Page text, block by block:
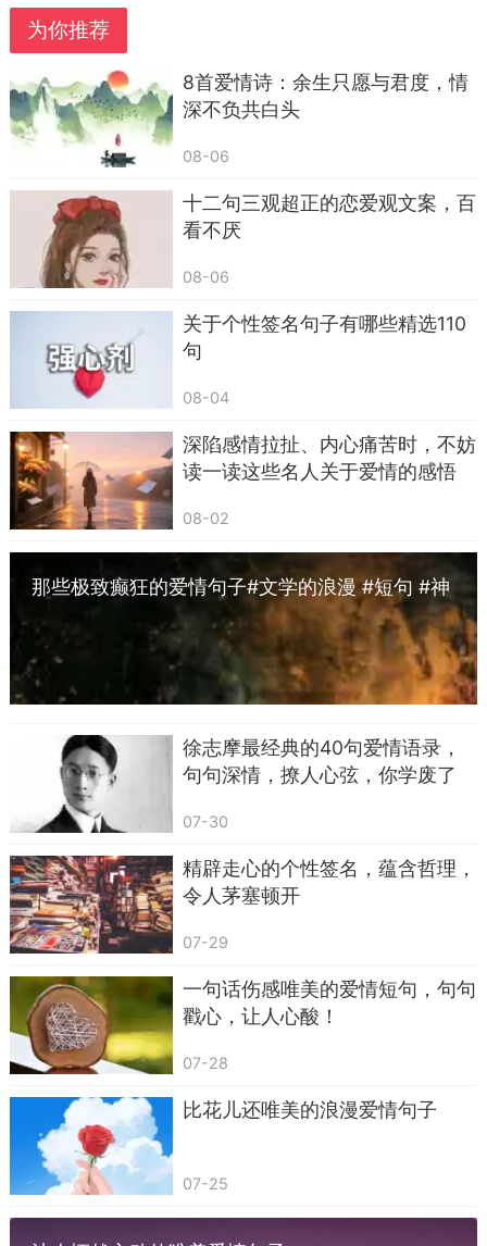
配行动，真诚感会翻倍，远比空洞的甜言蜜语更有
分量。切忌在争执之后敷衍式的说出口，平静的日
常时段提起，效果才会真切。
第二句：不用事事都要强，在我身边，你可以
放下所有防备，安心做原本的样子。
不少女性在生活里习惯了凡事独立，工作中要
承担业绩压力，回到家中还要维持稳重顾家的形
象，长久紧绷的状态很容易产生内耗。身边的人都
必时刻勉强自己。当她因为工作受挫、和旁人产生
矛盾，或是独自承受压力闷闷不乐的时候，讲这句
话，是在告诉她不必强行伪装坚强。成年人都有脆
弱的时刻，这句话给予的是独有的包容，意味着无
论她是什么模样，都能得到接纳，这份安全感，是
维系亲密关系很关键的一环。
第三句：外面的世界再热闹，我心里安稳的归
宿，始终是咱们这个小家。
人到中年之后，社交往来会变得繁杂，免不了
要参与各类应酬和交际。部分女性会暗自担心，长
久的奔波会冲淡家庭在对方心中的分量，时常会有
莫名的不安。在晚归归家，或是两个人饭后散步闲
聊时，说起这句话，能够直接打消她内心的顾虑。
这句话没有浮夸的修饰，直白地表明，所有外界的
应酬都只是生活的附属，这个家以及家里的她，才
是内心最终的牵挂。长期重复这类正向的表达，会
慢慢消除她内心多余的猜忌，减少不必要的猜忌与
争执。
第四句：就算日子过得平淡，只要身边陪着的
人是你，我就觉得很知足。
很多家庭会随着生活节奏变得平淡，没有惊喜
和仪式感，时间久了，女方很容易产生落差感，会
认为感情已经被平淡的日子消磨殆尽。很多男性不
善于表达知足的情绪，对方便容易胡思乱想。在闲
暇休息的时候，聊起过往一同熬过的苦日子，顺势
说出这句话，回忆加上当下的感慨，能让她明白，
平淡的日常并不是感情变淡，反而是安稳相守的证
为你推荐
8首爱情诗：余生只愿与君度，情
深不负共白头
08-06
十二句三观超正的恋爱观文案，百
看不厌
08-06
关于个性签名句子有哪些精选110
句
08-04
深陷感情拉扯、内心痛苦时，不妨
读一读这些名人关于爱情的感悟
08-02
那些极致癫狂的爱情句子#文学的浪漫 #短句 #神
徐志摩最经典的40句爱情语录，
句句深情，撩人心弦，你学废了
07-30
精辟走心的个性签名，蕴含哲理，
令人茅塞顿开
07-29
一句话伤感唯美的爱情短句，句句
戳心，让人心酸！
07-28
比花儿还唯美的浪漫爱情句子
07-25